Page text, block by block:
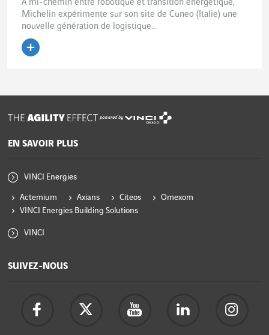
A mi-chemin entre robotique et transition énergétique,
Michelin expérimente sur son site de Cuneo (Italie) une
nouvelle génération de logistique...
powered by
EN SAVOIR PLUS
VINCI Energies
Actemium Axians Citeos
Omexom
VINCI Energies Building Solutions
VINCI
SUIVEZ-NOUS